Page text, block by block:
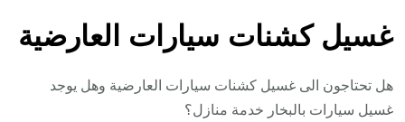
غسيل كشنات سيارات العارضية
هل تحتاجون الى غسيل كشنات سيارات العارضية وهل يوجد
غسيل سيارات بالبخار خدمة منازل؟